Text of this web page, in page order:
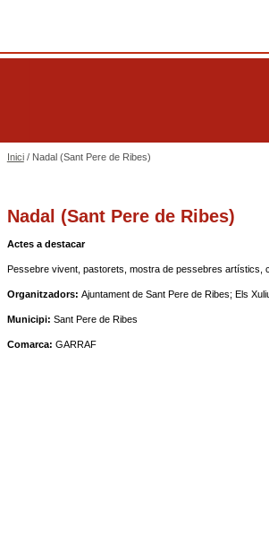
Inici/ Nadal (Sant Pere de Ribes)
Nadal (Sant Pere de Ribes)
Actes a destacar
Pessebre vivent, pastorets, mostra de pessebres artístics,
Organitzadors: Ajuntament de Sant Pere de Ribes; Els
Municipi: Sant Pere de Ribes
Comarca: GARRAF